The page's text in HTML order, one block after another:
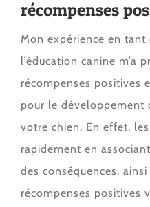
récompenses
Mon expérience en
l’éducation canine m’a
récompenses positives
pour le développement
votre chien. En effet,
rapidement en
des conséquences,
récompenses positives